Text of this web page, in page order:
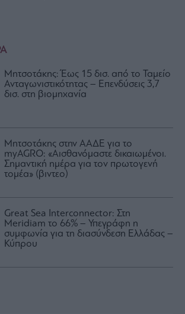
Μητσοτάκης: Έως 15 δισ. από το Ταμείο
Ανταγωνιστικότητας – Επενδύσεις 3,7
δισ. στη βιομηχανία
Μητσοτάκης στην ΑΑΔΕ για το
myAGRO: «Αισθανόμαστε δικαιωμένοι.
Σημαντική ημέρα για τον πρωτογενή
τομέα» (βιντεο)
Great Sea Interconnector: Στη
Meridiam το 66% – Υπεγράφη η
συμφωνία για τη διασύνδεση Ελλάδας –
Κύπρου